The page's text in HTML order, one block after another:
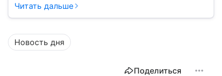
Читать дальше
Новость дня
Поделиться